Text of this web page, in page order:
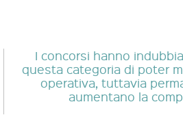
I concorsi hanno
questa categoria di poter
operativa, tuttavia
aumentano la